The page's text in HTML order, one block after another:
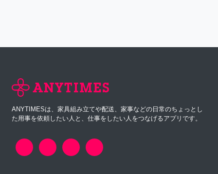
ANYTIMESは、家具組み立てや配送、家事などの日常のちょっとし
た用事を依頼したい人と、仕事をしたい人をつなげるアプリです。